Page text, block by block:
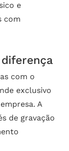
e
com
com o
exclusivo
A
de gravação